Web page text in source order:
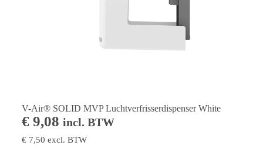
V-Air® SOLID MVP Luchtverfrisserdispenser White
€9,08 incl. BTW
€7,50 excl. BTW